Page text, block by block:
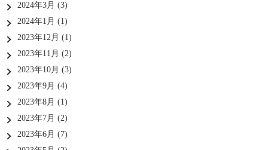
2024年3月 (3)
2024年1月 (1)
2023年12月 (1)
2023年11月 (2)
2023年10月 (3)
2023年9月 (4)
2023年8月 (1)
2023年7月 (2)
2023年6月 (7)